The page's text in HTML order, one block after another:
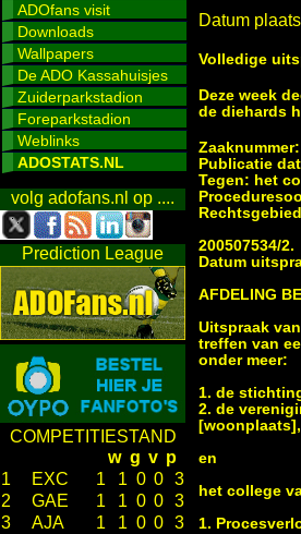
ADOfans visit
Downloads
Wallpapers
De ADO Kassahuisjes
Zuiderparkstadion
Foreparkstadion
Weblinks
ADOSTATS.NL
volg adofans.nl op ....
Prediction League
COMPETITIESTAND
w g v p
1
EXC 1 1 0 0 3
2
GAE 1 1 0 0 3
3
AJA 1 1 0 0 3
Datum
Volledige
Deze week
de diehards
Publicatie
Tegen: het
200507534/2.
Datum
AFDELING
Uitspraak
treffen van
onder meer:
1. de
2. de
[woonplaats],
en
het college
1.